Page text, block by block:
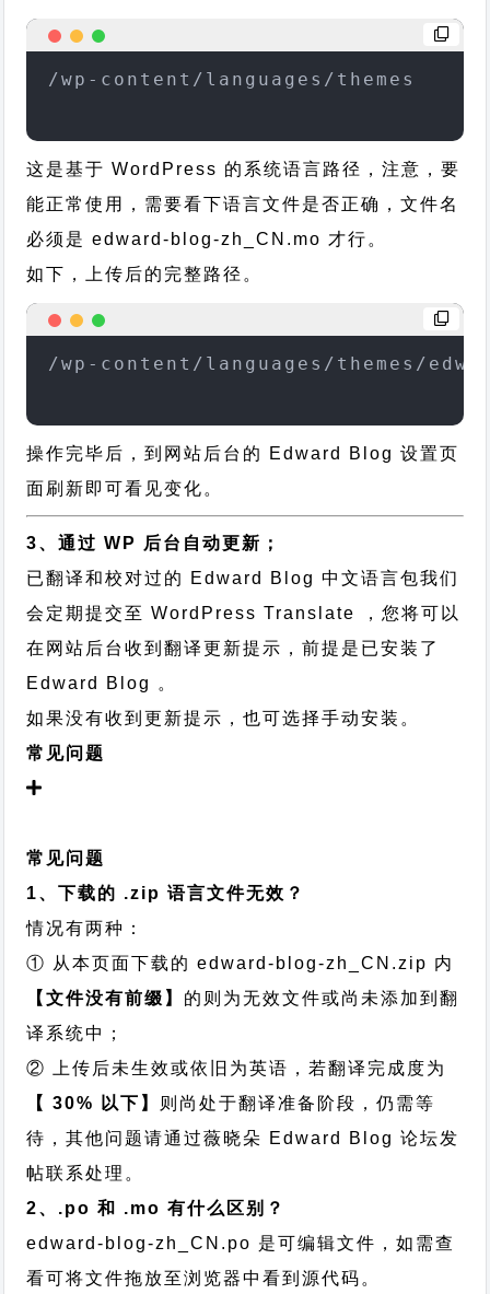
/wp-content/languages/themes
这是基于 WordPress 的系统语言路径，注意，要
能正常使用，需要看下语言文件是否正确，文件名
必须是 edward-blog-zh_CN.mo 才行。
如下，上传后的完整路径。
/wp-content/languages/themes/
操作完毕后，到网站后台的 Edward Blog 设置页
面刷新即可看见变化。
3、通过 WP 后台自动更新；
已翻译和校对过的 Edward Blog 中文语言包我们
会定期提交至 WordPress Translate ，您将可以
在网站后台收到翻译更新提示，前提是已安装了
Edward Blog 。
如果没有收到更新提示，也可选择手动安装。
常见问题
常见问题
1、下载的 .zip 语言文件无效？
情况有两种：
① 从本页面下载的 edward-blog-zh_CN.zip 内
【文件没有前缀】 的则为无效文件或尚未添加到翻
译系统中；
② 上传后未生效或依旧为英语，若翻译完成度为
【 30% 以下】 则尚处于翻译准备阶段，仍需等
待，其他问题请通过薇晓朵 Edward Blog 论坛发
帖联系处理。
2、.po 和 .mo 有什么区别？
edward-blog-zh_CN.po 是可编辑文件，如需查
看可将文件拖放至浏览器中看到源代码。